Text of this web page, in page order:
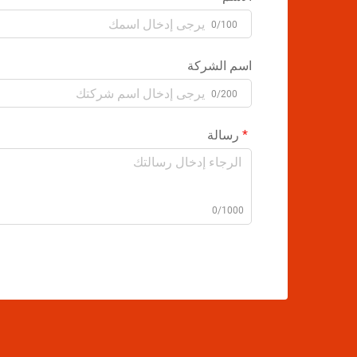
0/100
اسم الشركة
0/200
رسالة
0/1000